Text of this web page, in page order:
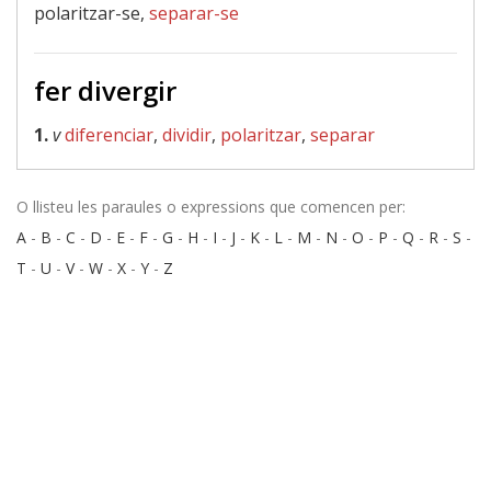
polaritzar-se, separar-se
fer divergir
1.vdiferenciar, dividir, polaritzar, separar
O llisteu les paraules o expressions que comencen per:
A - B - C - D - E - F - G - H - I - J - K - L - M - N - O - P - Q - R - S -
T - U - V- W - X - Y - Z